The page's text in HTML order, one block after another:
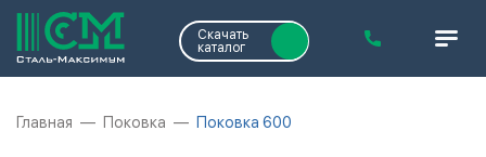
Скачать
каталог
Главная Поковка Поковка 600